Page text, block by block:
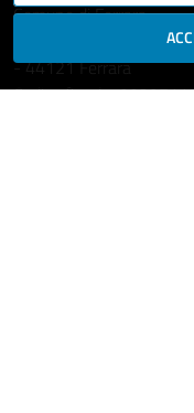
Comune di Ferrara
Piazza del Municipio, 2
- 44121 Ferrara
Codice fiscale: